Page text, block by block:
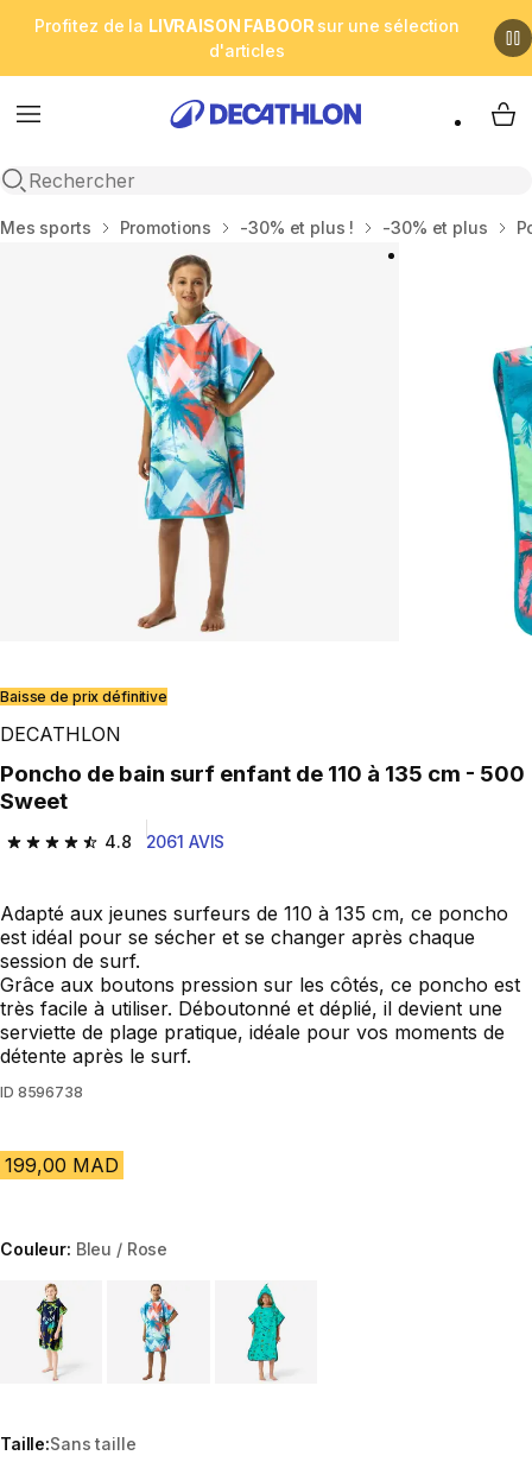
Profitez de la LIVRAISON FABOOR sur une sélection
d'articles
Menu
Open search
My
Accueil
Mes sports Promotions -30% et plus ! -30% et plus
Baisse de prix définitive
DECATHLON
Poncho de bain surf enfant de 110 à 135 cm - 500
Sweet
4.8
4.8 out of 5 stars from 2061 reviews
2061 AVIS
Adapté aux jeunes surfeurs de 110 à 135 cm, ce poncho
est idéal pour se sécher et se changer après chaque
session de surf.
Grâce aux boutons pression sur les côtés, ce poncho est
très facile à utiliser. Déboutonné et déplié, il devient une
serviette de plage pratique, idéale pour vos moments de
détente après le surf.
ID 8596738
199,00 MAD
Couleur: Bleu / Rose
Choose a variant
Taille:Sans taille